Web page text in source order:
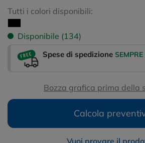
Tutti i colori disponibili:
Disponibile (134)
Spese di spedizione
Bozza grafica prima della
Calcola
Vuoi provare il